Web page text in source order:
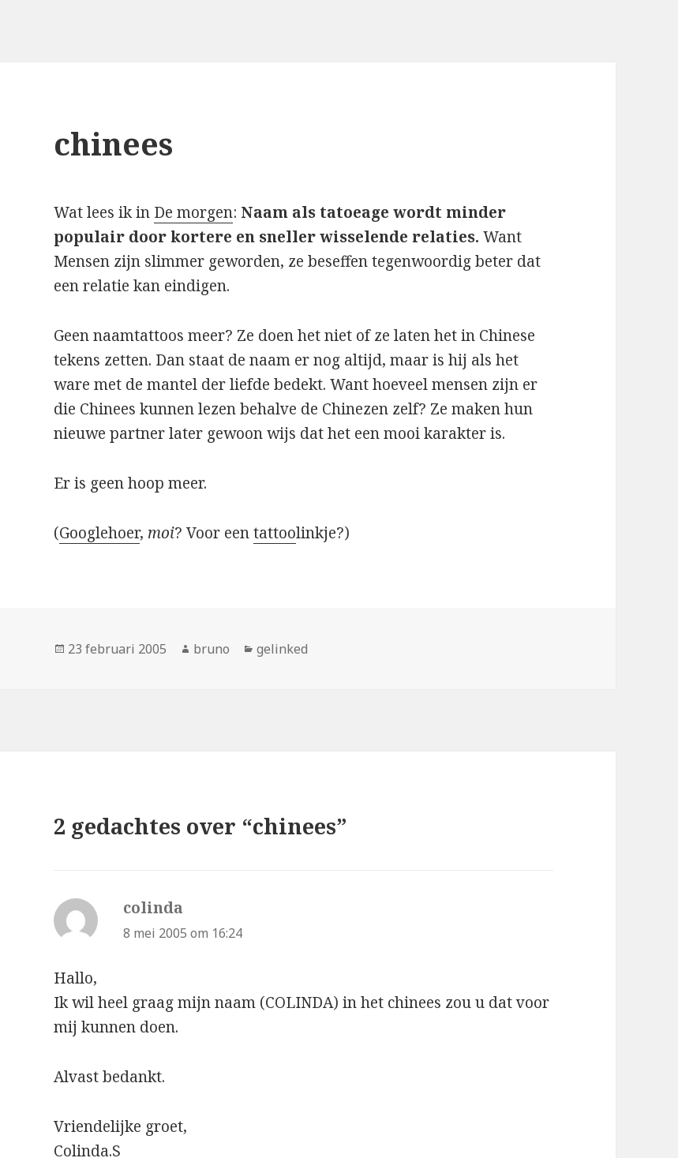
chinees
Wat lees ik in De morgen: Naam als tatoeage wordt minder
populair door kortere en sneller wisselende relaties. Want
Mensen zijn slimmer geworden, ze beseffen tegenwoordig beter dat
een relatie kan eindigen.
Geen naamtattoos meer? Ze doen het niet of ze laten het in Chinese
tekens zetten. Dan staat de naam er nog altijd, maar is hij als het
ware met de mantel der liefde bedekt. Want hoeveel mensen zijn er
die Chinees kunnen lezen behalve de Chinezen zelf? Ze maken hun
nieuwe partner later gewoon wijs dat het een mooi karakter is.
Er is geen hoop meer.
(Googlehoer, moi? Voor eentattoolinkje?)
Geplaatst
23 februari 2005 Auteur
bruno Categorieën
gelinked
2 gedachtes over “chinees”
colinda
8 mei 2005 om 16:24
Hallo,
Ik wil heel graag mijn naam (COLINDA) in het chinees zou u dat voor
mij kunnen doen.
Alvast bedankt.
Vriendelijke groet,
Colinda.S